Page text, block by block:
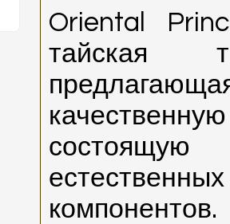
Oriental
тайская
компонентов.